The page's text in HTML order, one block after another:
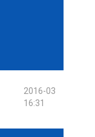
2016-03
16:31